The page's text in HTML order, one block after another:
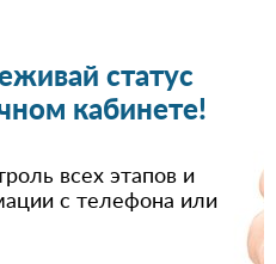
статус
кабинете!
всех этапов и
с телефона или